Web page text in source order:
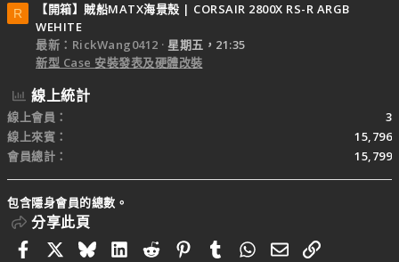
R
【開箱】賊船MATX海景殼 | CORSAIR 2800X RS-R ARGB
WEHITE
最新：RickWang0412
星期五，21:35
新型 Case 安裝發表及硬體改裝
線上統計
線上會員
3
線上來賓
15,796
會員總計
15,799
包含隱身會員的總數。
分享此頁
FacebookBlueskyLinkedIn
RedditPinterestTumblrWhatsApp
電子郵件
連結